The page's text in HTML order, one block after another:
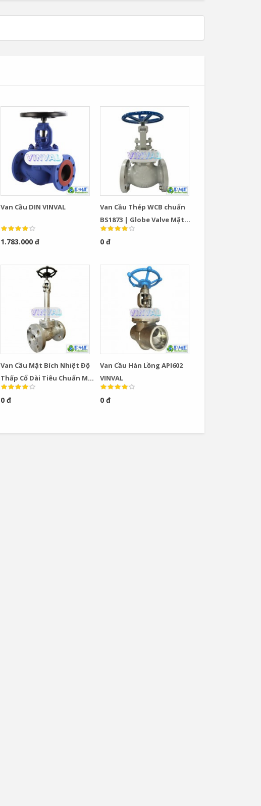
Van Cầu DIN VINVAL
1.783.000 đ
Van Cầu Thép WCB chuẩn
BS1873 | Globe Valve Mặt
Bích Class 150–600 Chính
Hãng VINVAL
0 đ
Van Cầu Mặt Bích Nhiệt Độ
Thấp Cổ Dài Tiêu Chuẩn Mỹ
VINVAL
0 đ
Van Cầu Hàn Lồng API602
VINVAL
0 đ